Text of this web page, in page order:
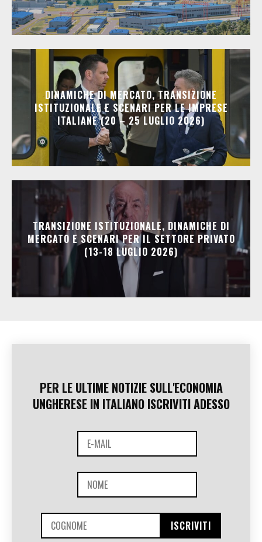
DINAMICHE DI MERCATO, TRANSIZIONE
ISTITUZIONALE E SCENARI PER LE IMPRESE
ITALIANE (20 – 25 LUGLIO 2026)
TRANSIZIONE ISTITUZIONALE, DINAMICHE DI
MERCATO E SCENARI PER IL SETTORE PRIVATO
(13-18 LUGLIO 2026)
PER LE ULTIME NOTIZIE SULL'ECONOMIA
UNGHERESE IN ITALIANO ISCRIVITI ADESSO